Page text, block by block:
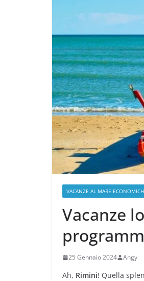
VACANZE AL MARE
Vacanze
25 Gennaio 2024 Angy
Ah, Rimini! Quella